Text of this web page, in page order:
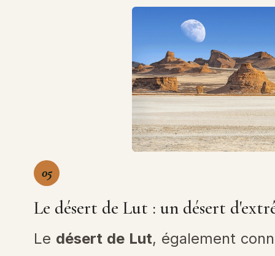
05
Le désert de Lut : un désert
Le désert de Lut, également